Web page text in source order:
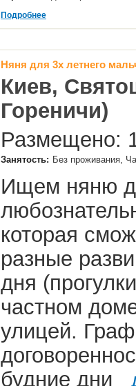
Подробнее
Няня для 3х летнего
Киев,
Гореничи)
Размещено:
Занятость: Без проживания,
Ищем няню
которая
разные
дня
частном
улицей.
будние дни